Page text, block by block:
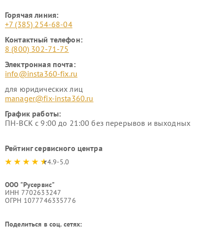
Горячая линия:
+7 (385) 254-68-04
Контактный телефон:
8 (800) 302-71-75
Электронная почта:
info@insta360-fix.ru
для юридических лиц
manager@fix-insta360.ru
График работы:
ПН-ВСК с 9:00 до 21:00 без перерывов и выходных
Рейтинг сервисного центра
4.9-5.0
ООО "Русервис"
ИНН 7702633247
ОГРН 1077746335776
Поделиться в соц. сетях: